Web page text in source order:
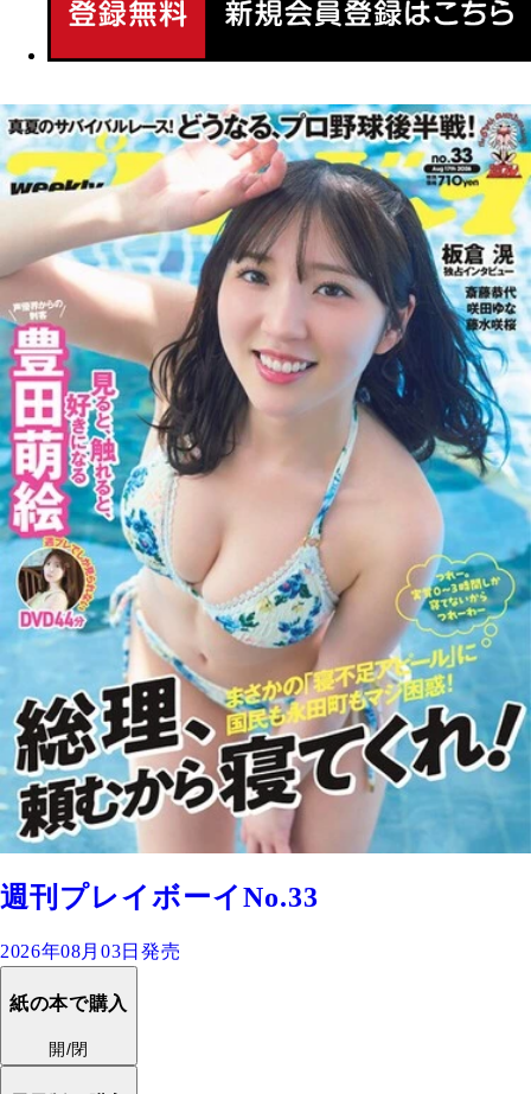
週刊プレイボーイNo.33
2026年08月03日発売
紙の本で購入
開/閉